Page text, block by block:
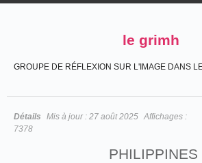
le grimh
GROUPE DE RÉFLEXION SUR L'IMAGE DANS
Détails Mis à jour : 27 août 2025 Affichages :
7378
PHILIPPINES